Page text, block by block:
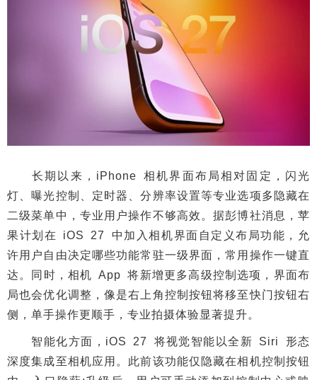
长期以来，iPhone 相机界面布局相对固定，闪光
灯、曝光控制、定时器、分辨率设置等专业选项多隐藏在
二级菜单中，专业用户操作不够高效。据彭博社消息，苹
果计划在 iOS 27 中加入相机界面自定义布局功能，允
许用户自由决定哪些功能常驻一级界面，常用操作一键直
达。同时，相机 App 将新增更多高级控制选项，界面布
局也会优化调整，像是右上角控制按钮将移至快门按钮右
侧，单手操作更顺手，专业拍摄体验显著提升。
智能化方面，iOS 27 将视觉智能以全新 Siri 形态
深度集成至相机应用。此前该功能仅隐藏在相机控制按钮